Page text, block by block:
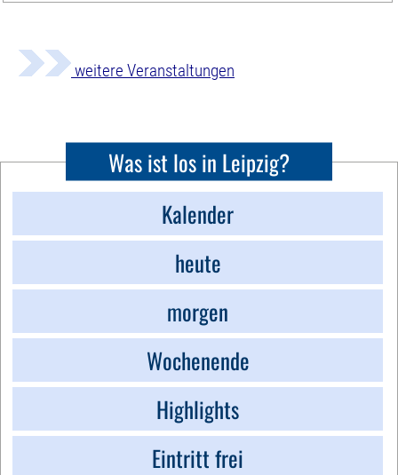
weitere Veranstaltungen
Was ist los in Leipzig?
Kalender
heute
morgen
Wochenende
Highlights
Eintritt frei